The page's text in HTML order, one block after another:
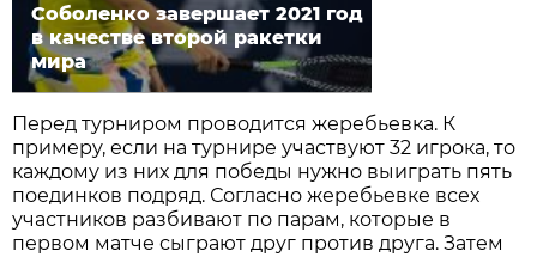
Соболенко завершает 2021 год
в качестве второй ракетки
мира
Перед турниром проводится жеребьевка. К
примеру, если на турнире участвуют 32 игрока, то
каждому из них для победы нужно выиграть пять
поединков подряд. Согласно жеребьевке всех
участников разбивают по парам, которые в
первом матче сыграют друг против друга. Затем